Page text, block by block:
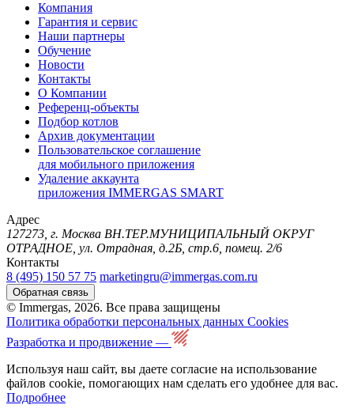
Компания
Гарантия и сервис
Наши партнеры
Обучение
Новости
Контакты
О Компании
Референц-объекты
Подбор котлов
Архив документации
Пользовательское соглашение
для мобильного приложения
Удаление аккаунта
приложения IMMERGAS SMART
Адрес
127273, г. Москва ВН.ТЕР.МУНИЦИПАЛЬНЫЙ ОКРУГ
ОТРАДНОЕ, ул. Отрадная, д.2Б, стр.6, помещ. 2/6
Контакты
8 (495) 150 57 75 marketingru@immergas.com.ru
Обратная связь
© Immergas, 2026. Все права защищены
Политика обработки персональных данных Cookies
Разработка и продвижение —
Используя наш сайт, вы даете согласие на использование
файлов cookie, помогающих нам сделать его удобнее для вас.
Подробнее